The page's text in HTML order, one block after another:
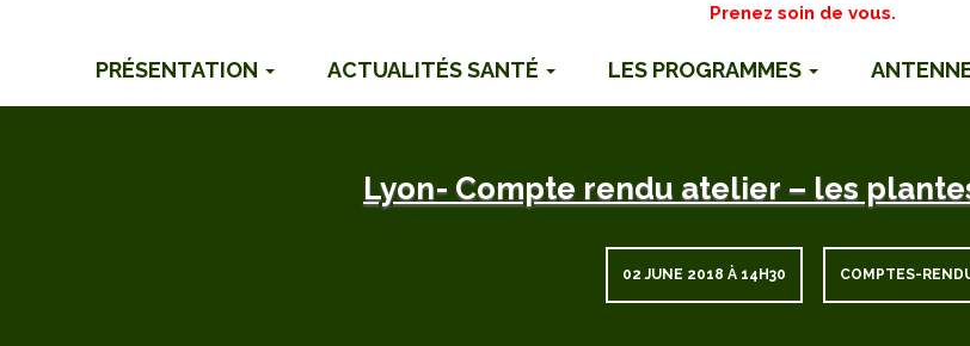
Prenez soin de vous.
PRÉSENTATION ACTUALITÉS SANTÉ LES PROGRAMMES
Lyon- Compte rendu atelier – les
02 JUNE 2018 À 14H30 COMPTES-